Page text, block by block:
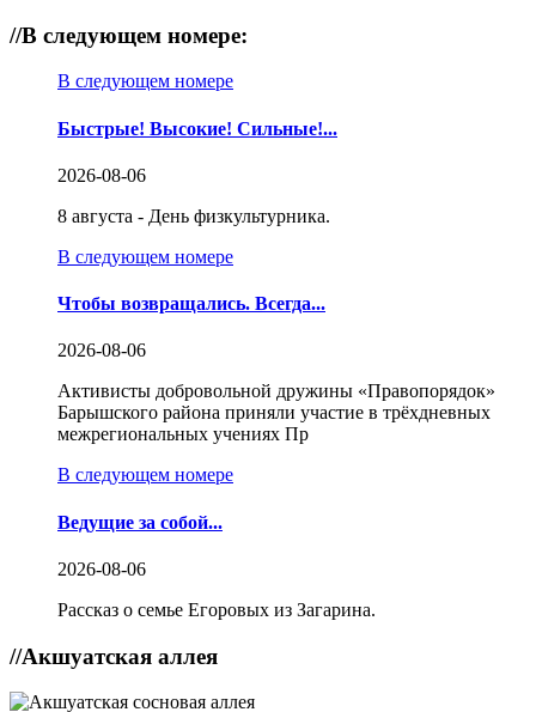
//В следующем номере:
В следующем номере
Быстрые! Высокие! Сильные!...
2026-08-06
8 августа - День физкультурника.
В следующем номере
Чтобы возвращались. Всегда...
2026-08-06
Активисты добровольной дружины «Правопорядок»
Барышского района приняли участие в трёхдневных
межрегиональных учениях Пр
В следующем номере
Ведущие за собой...
2026-08-06
Рассказ о семье Егоровых из Загарина.
//Акшуатская аллея